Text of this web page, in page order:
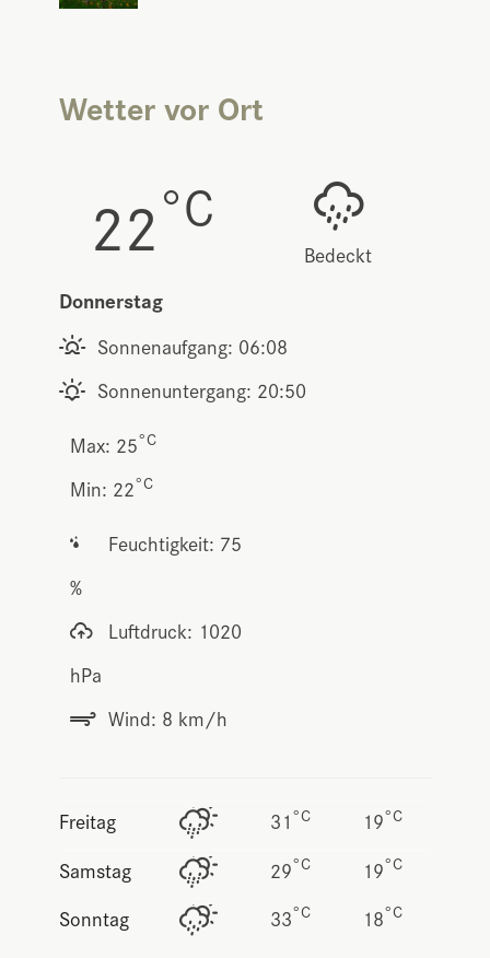
Wetter vor Ort
Bedeckt
22°C
Donnerstag
Sonnenaufgang: 06:08
Sonnenuntergang: 20:50
Max: 25°C
Min: 22°C
Feuchtigkeit: 75
%
Luftdruck: 1020
hPa
Wind: 8 km/h
Freitag 31°C 19°C
Samstag 29°C 19°C
Sonntag 33°C 18°C